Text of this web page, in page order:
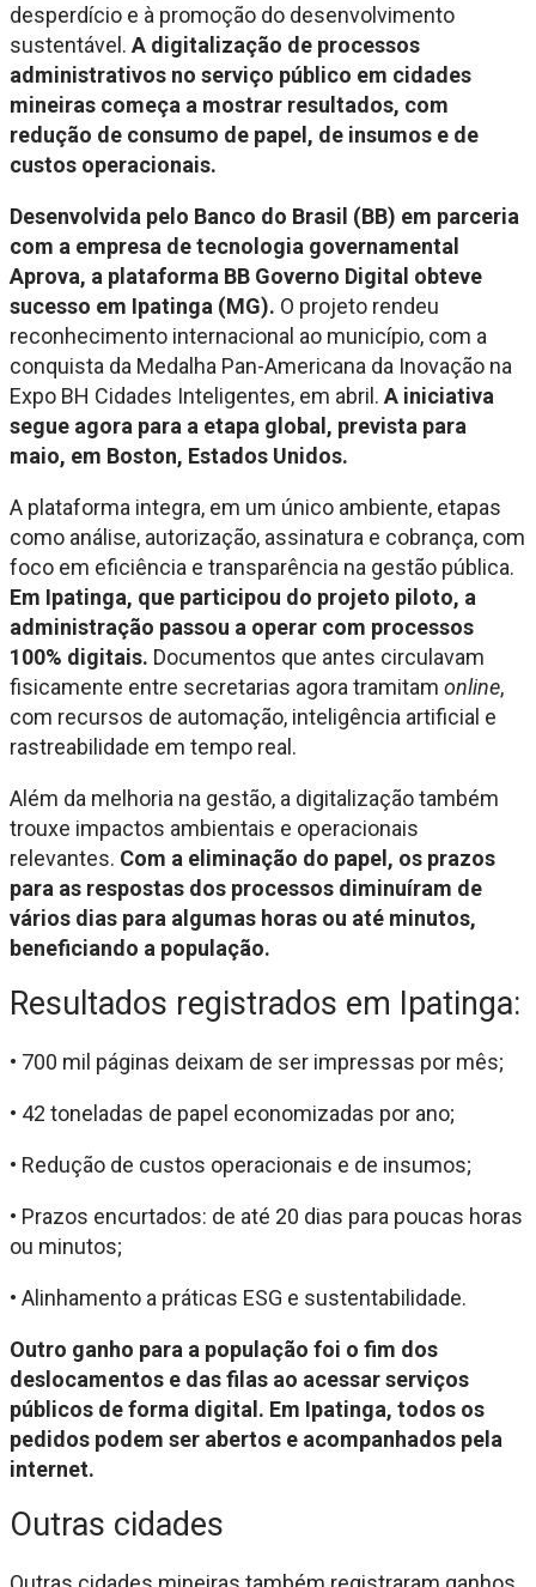
desperdício e à promoção do desenvolvimento
sustentável. A digitalização de processos
administrativos no serviço público em cidades
mineiras começa a mostrar resultados, com
redução de consumo de papel, de insumos e de
custos operacionais.
Desenvolvida pelo Banco do Brasil (BB) em parceria
com a empresa de tecnologia governamental
Aprova, a plataforma BB Governo Digital obteve
sucesso em Ipatinga (MG). O projeto rendeu
reconhecimento internacional ao município, com a
conquista da Medalha Pan-Americana da Inovação na
Expo BH Cidades Inteligentes, em abril. A iniciativa
segue agora para a etapa global, prevista para
maio, em Boston, Estados Unidos.
A plataforma integra, em um único ambiente, etapas
como análise, autorização, assinatura e cobrança, com
foco em eficiência e transparência na gestão pública.
Em Ipatinga, que participou do projeto piloto, a
administração passou a operar com processos
100% digitais. Documentos que antes circulavam
fisicamente entre secretarias agora tramitam online,
com recursos de automação, inteligência artificial e
rastreabilidade em tempo real.
Além da melhoria na gestão, a digitalização também
trouxe impactos ambientais e operacionais
relevantes. Com a eliminação do papel, os prazos
para as respostas dos processos diminuíram de
vários dias para algumas horas ou até minutos,
beneficiando a população.
Resultados registrados em Ipatinga:
• 700 mil páginas deixam de ser impressas por mês;
• 42 toneladas de papel economizadas por ano;
• Redução de custos operacionais e de insumos;
• Prazos encurtados: de até 20 dias para poucas horas
ou minutos;
• Alinhamento a práticas ESG e sustentabilidade.
Outro ganho para a população foi o fim dos
deslocamentos e das filas ao acessar serviços
públicos de forma digital. Em Ipatinga, todos os
pedidos podem ser abertos e acompanhados pela
internet.
Outras cidades